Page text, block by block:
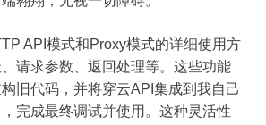
API模式和Proxy模式的详细使用方
请求参数、返回处理等。这些功能
旧代码，并将穿云API集成到我自己
完成最终调试并使用。这种灵活性